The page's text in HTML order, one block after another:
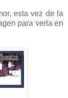
esta vez de la
para verla en